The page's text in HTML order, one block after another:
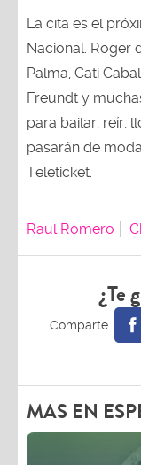
La cita es el
Nacional. Roger
Palma, Cati
Freundt y
para bailar, reír,
pasarán de
Teleticket.
Raul Romero
¿Te
MAS EN